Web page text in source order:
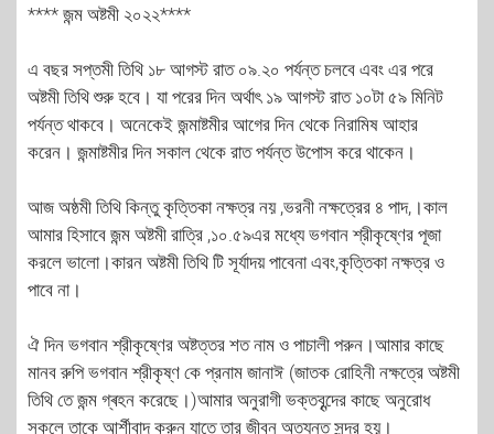
**** জন্ম অষ্টমী ২০২২****
এ বছর সপ্তমী তিথি ১৮ আগস্ট রাত ০৯.২০ পর্যন্ত চলবে এবং এর পরে
অষ্টমী তিথি শুরু হবে। যা পরের দিন অর্থাৎ ১৯ আগস্ট রাত ১০টা ৫৯ মিনিট
পর্যন্ত থাকবে। অনেকেই জন্মাষ্টমীর আগের দিন থেকে নিরামিষ আহার
করেন। জন্মাষ্টমীর দিন সকাল থেকে রাত পর্যন্ত উপোস করে থাকেন।
আজ অষ্ঠমী তিথি কিন্তু কৃত্তিকা নক্ষত্র নয় ,ভরনী নক্ষত্রের ৪ পাদ,।কাল
আমার হিসাবে জন্ম অষ্টমী রাত্রি ,১০.৫৯এর মধ্যে ভগবান শ্রীকৃষ্ণের পূজা
করলে ভালো।কারন অষ্টমী তিথি টি সূর্যাদয় পাবেনা এবং,কৃত্তিকা নক্ষত্র ও
পাবে না।
ঐ দিন ভগবান শ্রীকৃষ্ণের অষ্টত্তর শত নাম ও পাচালী পরুন।আমার কাছে
মানব রুপি ভগবান শ্রীকৃষ্ণ কে প্রনাম জানাঈ (জাতক রোহিনী নক্ষত্রে অষ্টমী
তিথি তে জন্ম গ্ৰহন করেছে।)আমার অনুরাগী ভক্তবৃন্দের কাছে অনুরোধ
সকলে তাকে আর্শীবাদ করুন যাতে তার জীবন অত্যন্ত সুন্দর হয়।